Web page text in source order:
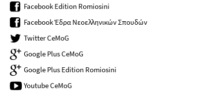
Facebook Edition Romiosini
Facebook Έδρα Νεοελληνικών Σπουδών
Twitter CeMoG
Google Plus CeMoG
Google Plus Edition Romiosini
Youtube CeMoG